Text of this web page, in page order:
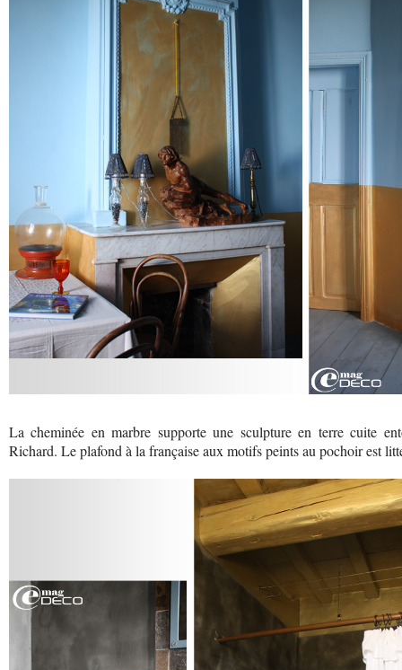
La cheminée en marbre supporte une sculpture en terre cuite
Richard. Le plafond à la française aux motifs peints au pochoir est